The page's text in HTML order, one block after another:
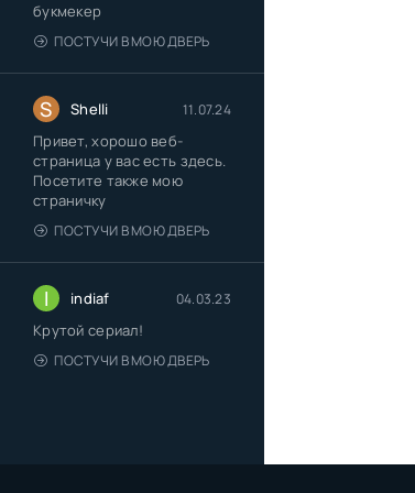
букмекер
ПОСТУЧИ В МОЮ ДВЕРЬ
S Shelli 11.07.24
Привет, хорошо веб-
страница у вас есть здесь.
Посетите также мою
страничку
ПОСТУЧИ В МОЮ ДВЕРЬ
I indiaf 04.03.23
Крутой сериал!
ПОСТУЧИ В МОЮ ДВЕРЬ